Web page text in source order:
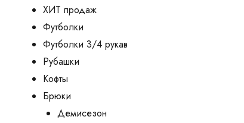
ХИТ продаж
Футболки
Футболки 3/4 рукав
Рубашки
Кофты
Брюки
Демисезон